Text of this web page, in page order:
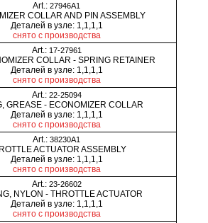
Art.: 27946A1
COLLAR AND PIN ASSEMBLY
Деталей в узле: 1,1,1,1
снято с производства
Art.: 17-27961
COLLAR - SPRING RETAINER
Деталей в узле: 1,1,1,1
снято с производства
Art.: 22-25094
GREASE - ECONOMIZER COLLAR
Деталей в узле: 1,1,1,1
снято с производства
Art.: 38230A1
ACTUATOR ASSEMBLY
Деталей в узле: 1,1,1,1
снято с производства
Art.: 23-26602
NYLON - THROTTLE ACTUATOR
Деталей в узле: 1,1,1,1
снято с производства